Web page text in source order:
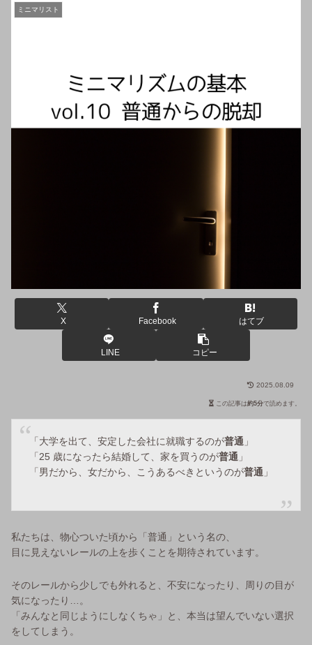
ミニマリスト
X Facebook はてブ
LINE コピー
2025.08.09
この記事は約5分で読めます。
「大学を出て、安定した会社に就職するのが普通 」
「25 歳になったら結婚して、家を買うのが普通 」
「男だから、女だから、こうあるべきというのが普通 」
私たちは、物心ついた頃から「普通」という名の、
目に見えないレールの上を歩くことを期待されています。
そのレールから少しでも外れると、不安になったり、周りの目が
気になったり…。
「みんなと同じようにしなくちゃ」と、本当は望んでいない選択
をしてしまう。